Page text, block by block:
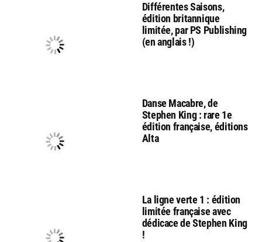
Différentes Saisons,
édition britannique
limitée, par PS Publishing
(en anglais !)
Danse Macabre, de
Stephen King : rare 1e
édition française, éditions
Alta
La ligne verte 1 : édition
limitée française avec
dédicace de Stephen King
!